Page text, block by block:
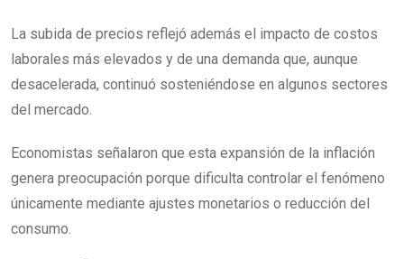
La subida de precios reflejó además el impacto de costos
laborales más elevados y de una demanda que, aunque
desacelerada, continuó sosteniéndose en algunos sectores
del mercado.
Economistas señalaron que esta expansión de la inflación
genera preocupación porque dificulta controlar el fenómeno
únicamente mediante ajustes monetarios o reducción del
consumo.